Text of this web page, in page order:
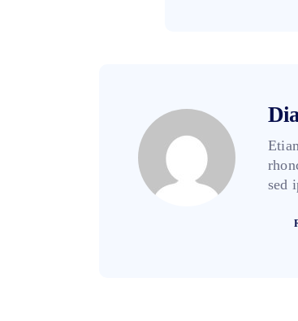
sed